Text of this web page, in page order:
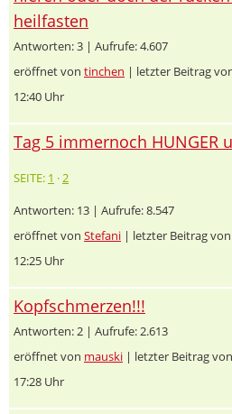
heilfasten
Antworten: 3 | Aufrufe: 4.607
eröffnet von tinchen | letzter Beitrag
12:40 Uhr
Tag 5 immernoch HUNGER
SEITE: 1 ·2
Antworten: 13 | Aufrufe: 8.547
eröffnet von Stefani | letzter Beitrag von
12:25 Uhr
Kopfschmerzen!!!
Antworten: 2 | Aufrufe: 2.613
eröffnet von mauski | letzter Beitrag von
17:28 Uhr